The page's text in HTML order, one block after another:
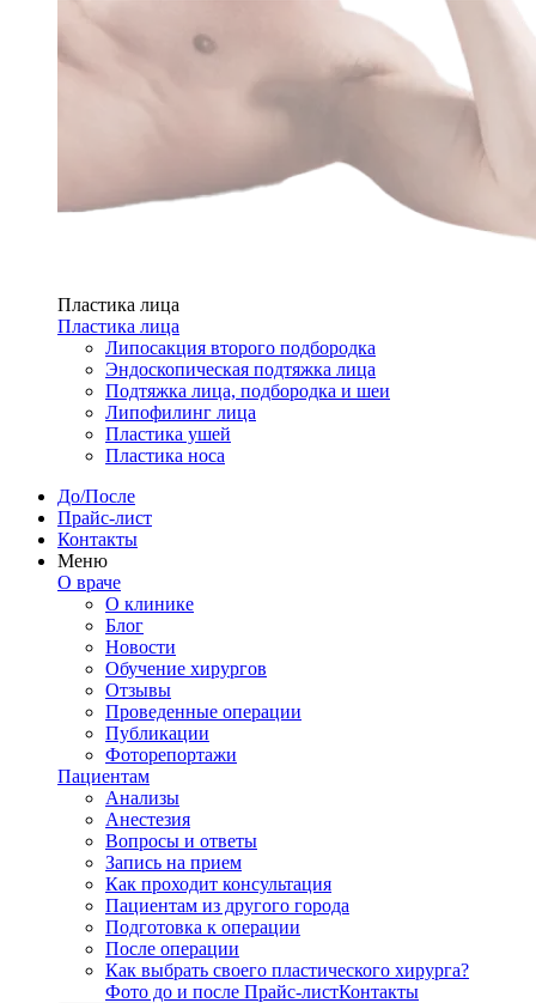
Пластика лица
Пластика лица
Липосакция второго подбородка
Эндоскопическая подтяжка лица
Подтяжка лица, подбородка и шеи
Липофилинг лица
Пластика ушей
Пластика носа
До/После
Прайс-лист
Контакты
Меню
О враче
О клинике
Блог
Новости
Обучение хирургов
Отзывы
Проведенные операции
Публикации
Фоторепортажи
Пациентам
Анализы
Анестезия
Вопросы и ответы
Запись на прием
Как проходит консультация
Пациентам из другого города
Подготовка к операции
После операции
Как выбрать своего пластического хирурга?
Фото до и после Прайс-листКонтакты